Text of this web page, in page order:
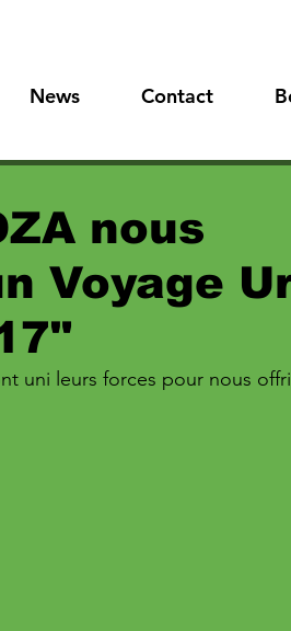
News Contact
nous
Voyage
uni leurs forces pour nous